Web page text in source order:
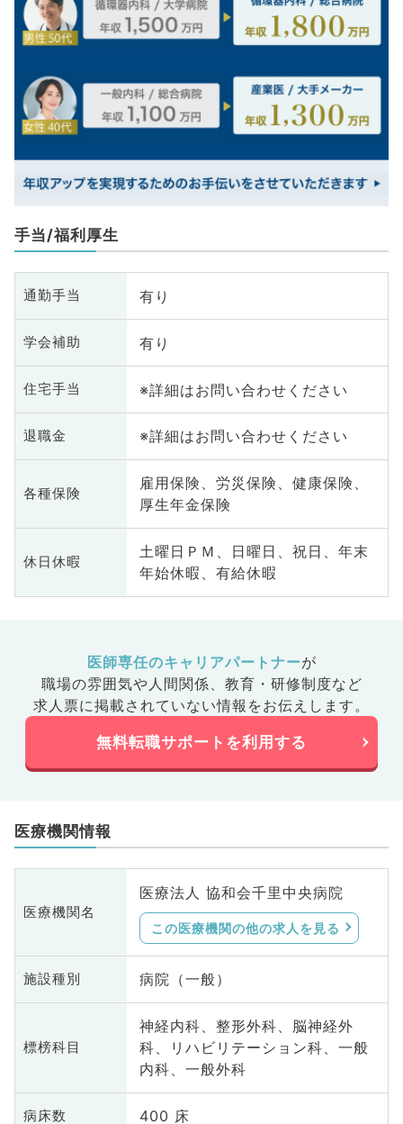
手当/福利厚生
通勤手当 有り
学会補助 有り
住宅手当 ※詳細はお問い合わせください
退職金 ※詳細はお問い合わせください
各種保険
雇用保険、労災保険、健康保険、
厚生年金保険
休日休暇
土曜日ＰＭ、日曜日、祝日、年末
年始休暇、有給休暇
医師専任のキャリアパートナーが
職場の雰囲気や人間関係、 教育・研修制度など
求人票に掲載されていない情報をお伝えします。
無料転職サポートを利用する
医療機関情報
医療機関名
医療法人 協和会千里中央病院
この医療機関の他の求人を見る
施設種別 病院（一般）
標榜科目
神経内科、整形外科、脳神経外
科、リハビリテーション科、一般
内科、一般外科
病床数 400 床